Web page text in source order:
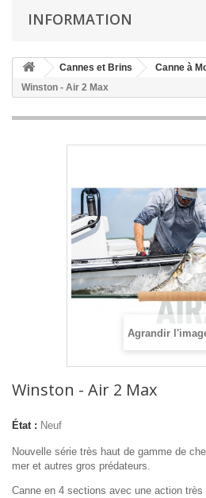
INFORMATION
Cannes et Brins Canne à
Winston - Air 2 Max
Agrandir
Winston - Air 2 Max
État : Neuf
Nouvelle série très haut de gamme de
mer et autres gros prédateurs.
Canne en 4 sections avec une action